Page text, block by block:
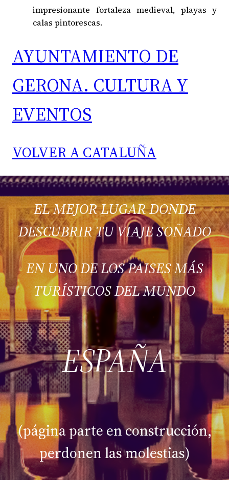
impresionante fortaleza medieval, playas y
calas pintorescas.
AYUNTAMIENTO DE
GERONA. CULTURA Y
EVENTOS
VOLVER A CATALUÑA
EL MEJOR LUGAR DONDE
DESCUBRIR TU VIAJE SOÑADO
EN UNO DE LOS PAISES MÁS
TURÍSTICOS DEL MUNDO
ESPAÑA
(página parte en construcción,
perdonen las molestias)